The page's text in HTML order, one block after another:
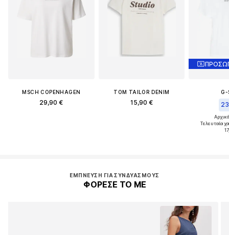
MSCH COPENHAGEN
29,90 €
TOM TAILOR DENIM
15,90 €
G-
Τελευταία
ΈΜΠΝΕΥΣΗ ΓΙΑ ΣΥΝΔΥΑΣΜΟΎΣ
ΦΟΡΕΣΕ ΤΟ ΜΕ